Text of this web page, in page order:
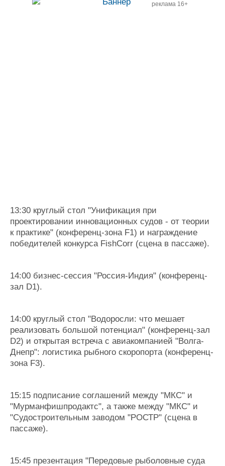
реклама 16+
13:30 круглый стол "Унификация при
проектировании инновационных судов - от теории
к практике" (конференц-зона F1) и награждение
победителей конкурса FishCorr (сцена в пассаже).
14:00 бизнес-сессия "Россия-Индия" (конференц-
зал D1).
14:00 круглый стол "Водоросли: что мешает
реализовать большой потенциал" (конференц-зал
D2) и открытая встреча с авиакомпанией "Волга-
Днепр": логистика рыбного скоропорта (конференц-
зона F3).
15:15 подписание соглашений между "МКС" и
"Мурманфишпродактс", а также между "МКС" и
"Судостроительным заводом "РОСТР" (сцена в
пассаже).
15:45 презентация "Передовые рыболовные суда